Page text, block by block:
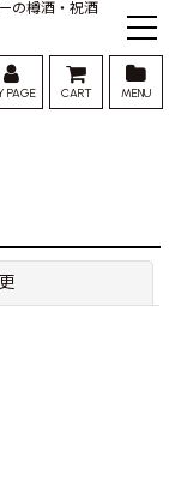
の樽酒・祝酒
PAGE CART MENU